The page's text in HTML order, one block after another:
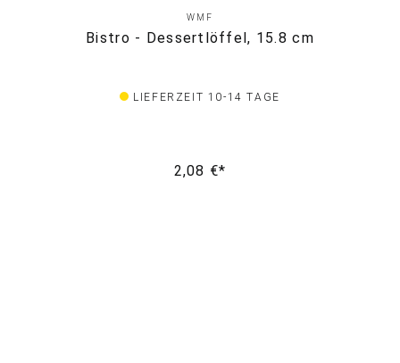
WMF
Bistro - Dessertlöffel, 15.8 cm
LIEFERZEIT 10-14 TAGE
2,08 €*